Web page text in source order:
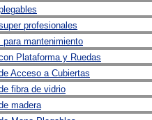
profesionales
para mantenimiento
Plataforma y Ruedas
Acceso a Cubiertas
fibra de vidrio
madera